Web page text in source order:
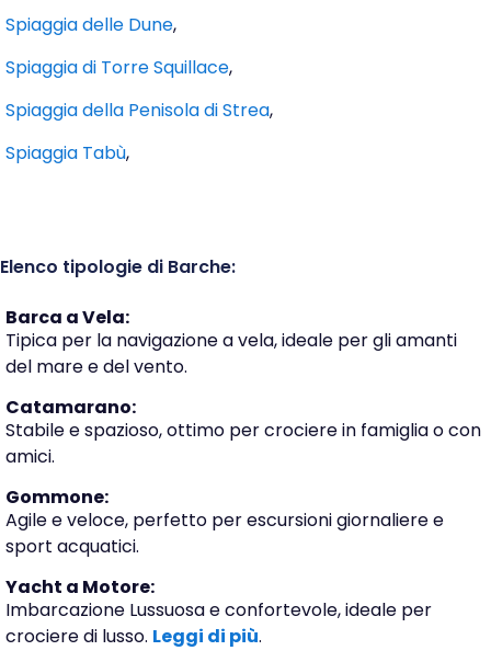
Spiaggia delle Dune,
Spiaggia di Torre Squillace,
Spiaggia della Penisola di Strea,
Spiaggia Tabù,
Elenco tipologie di Barche:
Barca a Vela:
Tipica per la navigazione a vela, ideale per gli amanti
del mare e del vento.
Catamarano:
Stabile e spazioso, ottimo per crociere in famiglia o con
amici.
Gommone:
Agile e veloce, perfetto per escursioni giornaliere e
sport acquatici.
Yacht a Motore:
Imbarcazione Lussuosa e confortevole, ideale per
crociere di lusso. Leggi di più.